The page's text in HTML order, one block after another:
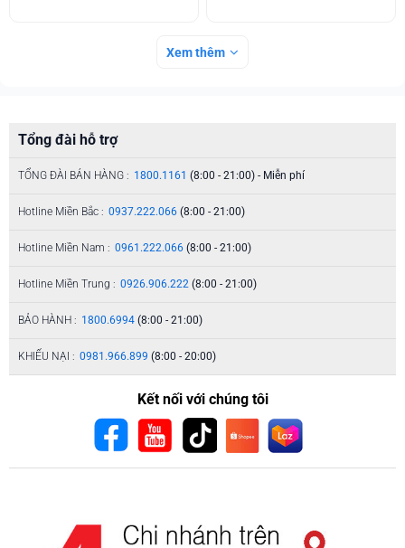
Xem thêm
Tổng đài hỗ trợ
TỔNG ĐÀI BÁN HÀNG : 1800.1161 (8:00 - 21:00) - Miễn phí
Hotline Miền Bắc : 0937.222.066 (8:00 - 21:00)
Hotline Miền Nam : 0961.222.066 (8:00 - 21:00)
Hotline Miền Trung : 0926.906.222 (8:00 - 21:00)
BẢO HÀNH : 1800.6994 (8:00 - 21:00)
KHIẾU NẠI : 0981.966.899 (8:00 - 20:00)
Kết nối với chúng tôi